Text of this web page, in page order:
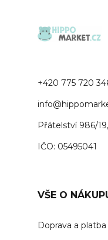
+420 775 720
Přátelství 986/
IČO: 05495041
VŠE O
Doprava a platba